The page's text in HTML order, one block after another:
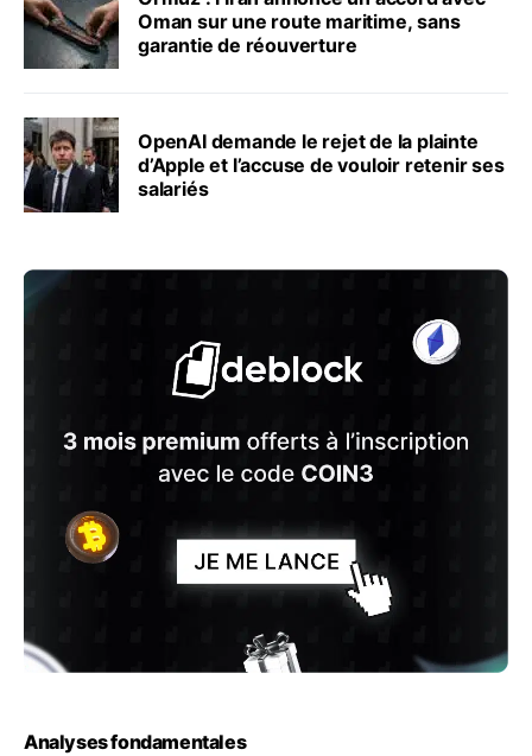
Oman sur une route maritime, sans
garantie de réouverture
OpenAI demande le rejet de la plainte
d’Apple et l’accuse de vouloir retenir ses
salariés
Analyses fondamentales